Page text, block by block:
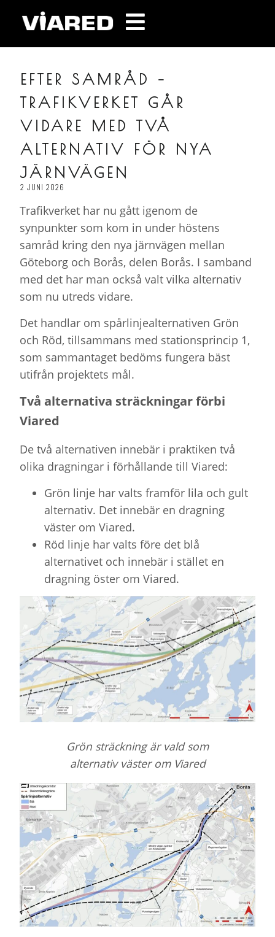
EFTER SAMRÅD –
TRAFIKVERKET GÅR
VIDARE MED TVÅ
ALTERNATIV FÖR NYA
JÄRNVÄGEN
2 JUNI 2026
Trafikverket har nu gått igenom de
synpunkter som kom in under höstens
samråd kring den nya järnvägen mellan
Göteborg och Borås, delen Borås. I samband
med det har man också valt vilka alternativ
som nu utreds vidare.
Det handlar om spårlinjealternativen Grön
och Röd, tillsammans med stationsprincip 1,
som sammantaget bedöms fungera bäst
utifrån projektets mål.
Två alternativa sträckningar förbi
Viared
De två alternativen innebär i praktiken två
olika dragningar i förhållande till Viared:
Grön linje har valts framför lila och gult
alternativ. Det innebär en dragning
väster om Viared.
Röd linje har valts före det blå
alternativet och innebär i stället en
dragning öster om Viared.
Grön sträckning är vald som
alternativ väster om Viared